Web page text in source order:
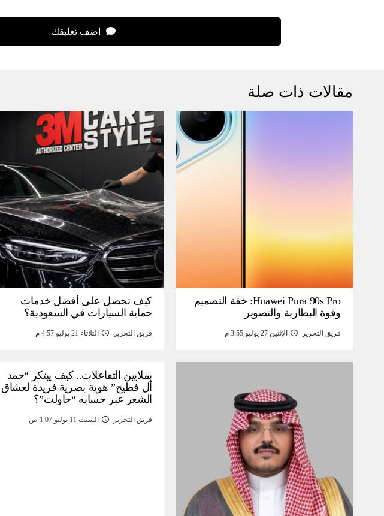
اضف تعليقك
مقالات ذات صلة
Huawei Pura 90s Pro: خفة التصميم
وقوة البطارية والتصوير
فريق التحرير الإثنين 27 يوليو 3:55 م
كيف تحصل على أفضل خدمات
حماية السيارات في السعودية؟
فريق التحرير الثلاثاء 21 يوليو 4:57 م
بملايين التفاعلات.. كيف يبتكر “حمد
آل فطيح” هوية بصرية فريدة لعشاق
الشعر عبر حسابه “حاولت”؟
فريق التحرير السبت 11 يوليو 1:07 ص